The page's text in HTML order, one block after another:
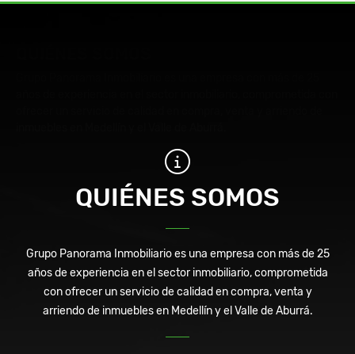
QUIÉNES SOMOS
Grupo Panorama Inmobiliario es una empresa con más de 25
años de experiencia en el sector inmobiliario, comprometida
con ofrecer un servicio de calidad en compra, venta y
arriendo de inmuebles en Medellín y el Valle de Aburrá.